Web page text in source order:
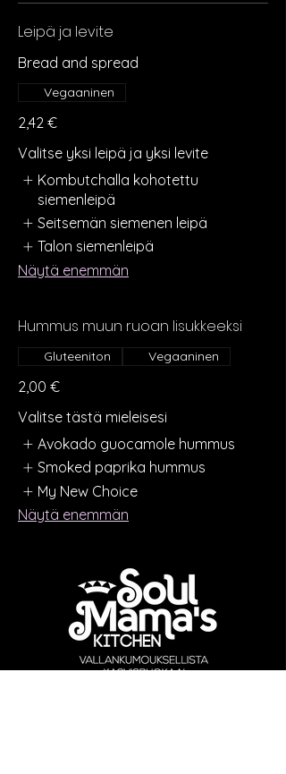
Leipä ja levite
Bread and spread
2,42 €
Vegaaninen
Valitse yksi leipä ja yksi levite
Kombutchalla kohotettu
siemenleipä
Seitsemän siemenen leipä
Talon siemenleipä
Näytä enemmän
Hummus muun ruoan lisukkeeksi
2,00 €
Gluteeniton Vegaaninen
Valitse tästä mieleisesi
Avokado guocamole hummus
Smoked paprika hummus
My New Choice
Näytä enemmän